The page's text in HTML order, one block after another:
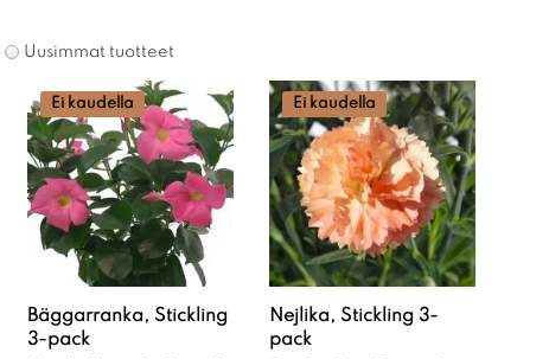
Uusimmat tuotteet
Ei kaudella
Bäggarranka, Stickling
3-pack
Ei kaudella
Nejlika, Stickling 3-
pack